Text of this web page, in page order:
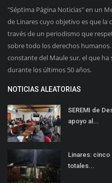
"Séptima Página Noticias" en un
de Linares cuyo objetivo es que
través de un periodismo que
sobre todo los derechos
constante del Maule sur, el que
durante los últimos 50 años.
NOTICIAS ALEATORIAS
SEREMI de
apoyo al...
Linares: cinco
totales...